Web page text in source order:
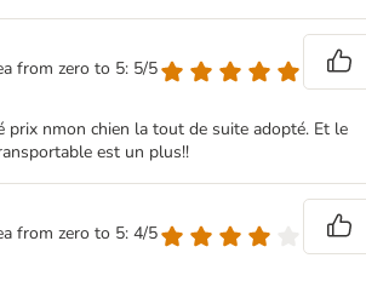
from zero to 5: 5/5
prix nmon chien la tout de suite adopté. Et le
est un plus!!
from zero to 5: 4/5